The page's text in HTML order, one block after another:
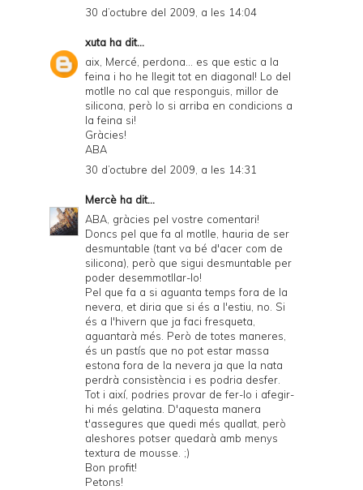
30 d’octubre del 2009, a les 14:04
xuta ha dit...
aix, Mercé, perdona... es que estic a la
feina i ho he llegit tot en diagonal! Lo del
motlle no cal que responguis, millor de
silicona, però lo si arriba en condicions a
la feina si!
Gràcies!
ABA
30 d’octubre del 2009, a les 14:31
Mercè ha dit...
ABA, gràcies pel vostre comentari!
Doncs pel que fa al motlle, hauria de ser
desmuntable (tant va bé d'acer com de
silicona), però que sigui desmuntable per
poder desemmotllar-lo!
Pel que fa a si aguanta temps fora de la
nevera, et diria que si és a l'estiu, no. Si
és a l'hivern que ja faci fresqueta,
aguantarà més. Però de totes maneres,
és un pastís que no pot estar massa
estona fora de la nevera ja que la nata
perdrà consistència i es podria desfer.
Tot i així, podries provar de fer-lo i afegir-
hi més gelatina. D'aquesta manera
t'assegures que quedi més quallat, però
aleshores potser quedarà amb menys
textura de mousse. ;)
Bon profit!
Petons!